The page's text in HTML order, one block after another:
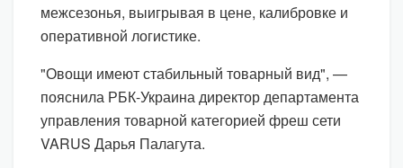
межсезонья, выигрывая в цене, калибровке и
оперативной логистике.
"Овощи имеют стабильный товарный вид", —
пояснила РБК-Украина директор департамента
управления товарной категорией фреш сети
VARUS Дарья Палагута.